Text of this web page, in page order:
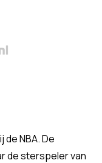
NBA. De
de sterspeler van